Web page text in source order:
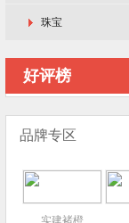
珠宝
好评榜
品牌专区
实建褚橙